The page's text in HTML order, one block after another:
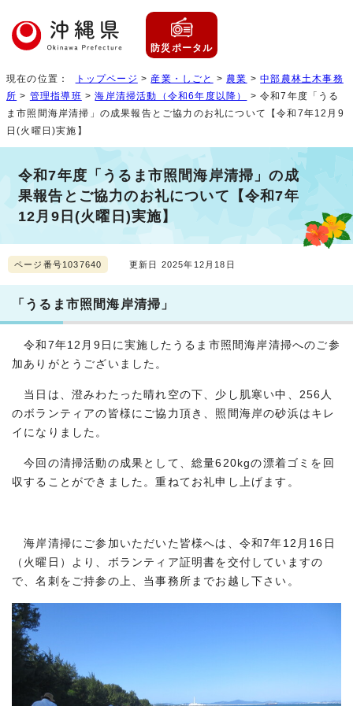
防災ポータル
現在の位置： トップページ > 産業・しごと > 農業 >中部農林土木事務
所 > 管理指導班 >海岸清掃活動（令和6年度以降）
> 令和7年度「うる
ま市照間海岸清掃」の成果報告とご協力のお礼について【令和7年12月9
日(火曜日)実施】
令和7年度「うるま市照間海岸清掃」の成
果報告とご協力のお礼について【令和7年
12月9日(火曜日)実施】
ページ番号1037640 更新日 2025年12月18日
「うるま市照間海岸清掃」
令和7年12月9日に実施したうるま市照間海岸清掃へのご参
加ありがとうございました。
当日は、澄みわたった晴れ空の下、少し肌寒い中、256人
のボランティアの皆様にご協力頂き、照間海岸の砂浜はキレ
イになりました。
今回の清掃活動の成果として、総量620kgの漂着ゴミを回
収することができました。重ねてお礼申し上げます。
海岸清掃にご参加いただいた皆様へは、令和7年12月16日
（火曜日）より、ボランティア証明書を交付していますの
で、名刺をご持参の上、当事務所までお越し下さい。